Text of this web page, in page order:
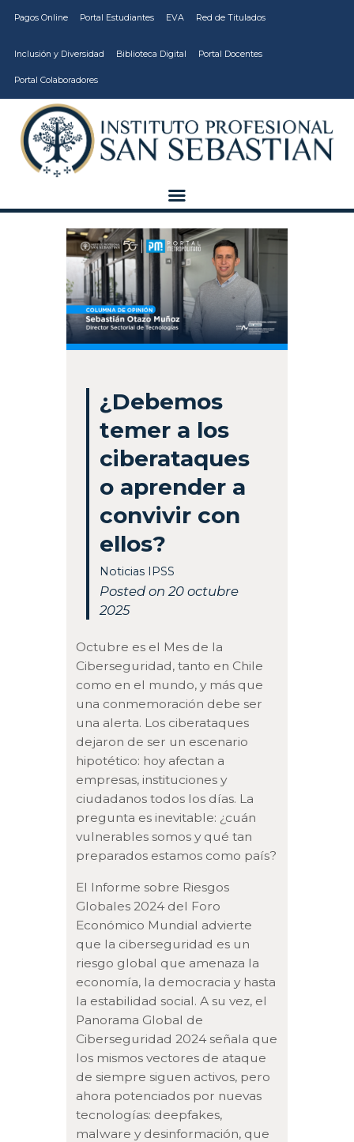
Pagos Online Portal Estudiantes EVA Red de Titulados
Inclusión y Diversidad Biblioteca Digital Portal Docentes
Portal Colaboradores
CARRERAS
VIDA ESTUDIANTIL
INSTITUCIÓN
VCM
EDUCACIÓN
CONTINUA
¿Debemos
temer a los
ciberataques
o aprender a
convivir con
ellos?
Noticias IPSS
Posted on 20 octubre
2025
Octubre es el Mes de la
Ciberseguridad, tanto en Chile
como en el mundo, y más que
una conmemoración debe ser
una alerta. Los ciberataques
dejaron de ser un escenario
hipotético: hoy afectan a
empresas, instituciones y
ciudadanos todos los días. La
pregunta es inevitable: ¿cuán
vulnerables somos y qué tan
preparados estamos como país?
El Informe sobre Riesgos
Globales 2024 del Foro
Económico Mundial advierte
que la ciberseguridad es un
riesgo global que amenaza la
economía, la democracia y hasta
la estabilidad social. A su vez, el
Panorama Global de
Ciberseguridad 2024 señala que
los mismos vectores de ataque
de siempre siguen activos, pero
ahora potenciados por nuevas
tecnologías: deepfakes,
malware y desinformación, que